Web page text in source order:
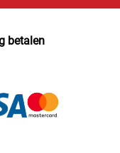
betalen